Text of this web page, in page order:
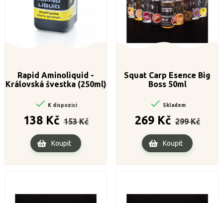
Rapid Aminoliquid -
Královská švestka (250ml)
 K dispozici
138 Kč cena
153 Kč
Koupit
Squat Carp Esence Big
Boss 50ml
 Skladem
269 Kč cena
299 Kč
Koupit